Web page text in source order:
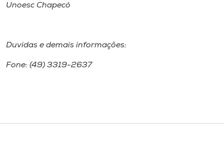
Unoesc Chapecó
Duvidas e demais informações:
Fone: (49) 3319-2637